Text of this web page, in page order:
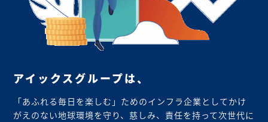
アイックスグループは、
「あふれる毎日を楽しむ」ためのインフラ企業としてかけ
がえのない地球環境を守り、慈しみ、責任を持って次世代に